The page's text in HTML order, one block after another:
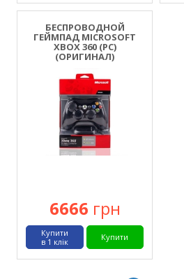
БЕСПРОВОДНОЙ
ГЕЙМПАД MICROSOFT
XBOX 360 (PC)
(ОРИГИНАЛ)
6666 грн
Купити
Купити
в 1 клік